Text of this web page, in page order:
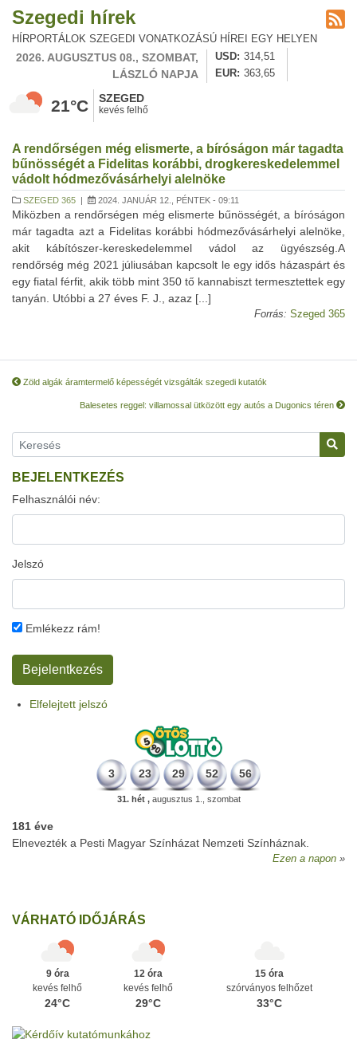
Szegedi hírek
HÍRPORTÁLOK SZEGEDI VONATKOZÁSÚ HÍREI EGY HELYEN
2026. AUGUSZTUS 08., SZOMBAT,
LÁSZLÓ NAPJA
USD
314,51
EUR
363,65
21°C SZEGED
kevés felhő
A rendőrségen még elismerte, a bíróságon már tagadta
bűnösségét a Fidelitas korábbi, drogkereskedelemmel
vádolt hódmezővásárhelyi alelnöke
SZEGED 365 | 2024. JANUÁR 12., PÉNTEK - 09:11
Miközben a rendőrségen még elismerte bűnösségét, a bíróságon
már tagadta azt a Fidelitas korábbi hódmezővásárhelyi alelnöke,
akit kábítószer-kereskedelemmel vádol az ügyészség.A
rendőrség még 2021 júliusában kapcsolt le egy idős házaspárt és
egy fiatal férfit, akik több mint 350 tő kannabiszt termesztettek egy
tanyán. Utóbbi a 27 éves F. J., azaz [...]
Forrás: Szeged 365
Zöld algák áramtermelő képességét vizsgálták szegedi kutatók
Balesetes reggel: villamossal ütközött egy autós a Dugonics téren
BEJELENTKEZÉS
Felhasználói név:
Jelszó
Emlékezz rám!
Elfelejtett jelszó
3 23 29 52 56
31. hét ,augusztus 1., szombat
181 éve
Elnevezték a Pesti Magyar Színházat Nemzeti Színháznak.
Ezen a napon
VÁRHATÓ IDŐJÁRÁS
9 óra
kevés felhő
24°C
12 óra
kevés felhő
29°C
15 óra
szórványos felhőzet
33°C